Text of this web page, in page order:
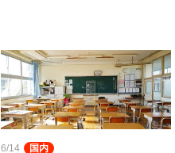
6/14 国内